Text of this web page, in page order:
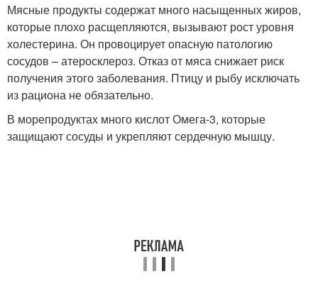
Мясные продукты содержат много насыщенных жиров,
которые плохо расщепляются, вызывают рост уровня
холестерина. Он провоцирует опасную патологию
сосудов – атеросклероз. Отказ от мяса снижает риск
получения этого заболевания. Птицу и рыбу исключать
из рациона не обязательно.
В морепродуктах много кислот Омега-3, которые
защищают сосуды и укрепляют сердечную мышцу.